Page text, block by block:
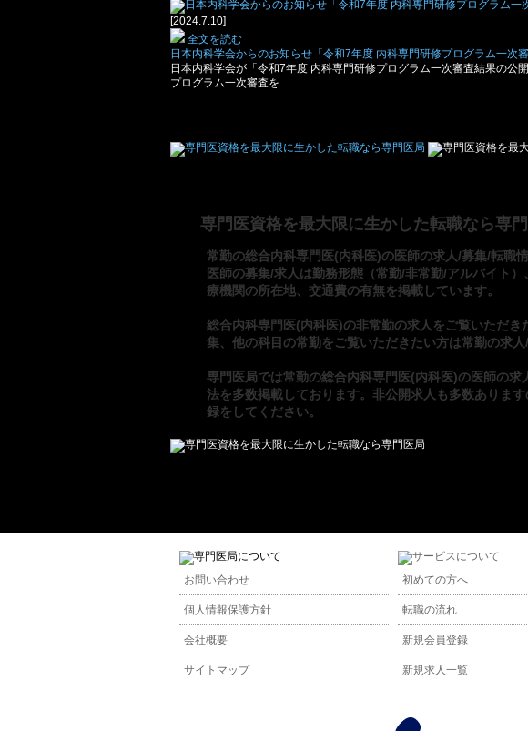
[2024.7.10]
全文を読む
日本内科学会からのお知らせ「令和7年度 内科専門研修プログラム一次
日本内科学会が「令和7年度 内科専門研修プログラム一次審査結果の
プログラム一次審査を…
専門医資格を最大限に生かした転職なら専
常勤の総合内科専門医(内科医)の医師の求人/募集/転職
医師の募集/求人は勤務形態（常勤/非常勤/アルバイト
療機関の所在地、交通費の有無を掲載しています。
総合内科専門医(内科医)の非常勤の求人をご覧いただき
集 、他の科目の常勤をご覧いただきたい方は常勤の求
専門医局では常勤の総合内科専門医(内科医)の医師の求
法を多数掲載しております。非公開求人も多数ありま
録をしてください。
お問い合わせ
個人情報保護方針
会社概要
サイトマップ
初めての方へ
転職の流れ
新規会員登録
新規求人一覧